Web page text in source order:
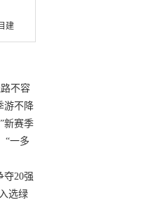
建
不容
游不降
新赛季
“一多
夺20强
选绿